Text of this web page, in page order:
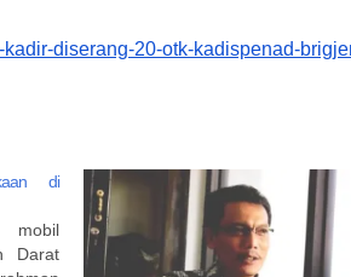
kadir-diserang-20-otk-kadispenad-
di
mobil
Darat